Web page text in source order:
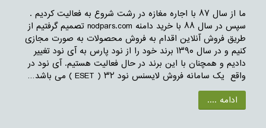
ما از سال ۸۷ با اجاره مغازه در رشت شروع به فعالیت کردیم .
سپس در سال ۸۸ با خرید دامنه nodpars.com تصمیم گرفتیم از
طریق فروش آنلاین اقدام به فروش محصولات به صورت مجازی
کنیم و در سال ۱۳۹۰ برند خود را از نود پارس به آی نود تغییر
دادیم و همچنان با این برند در حال فعالیت هستیم. آی نود در
واقع یک سامانه فروش لایسنس نود ۳۲ ( ESET ) می باشد…
ادامه ....